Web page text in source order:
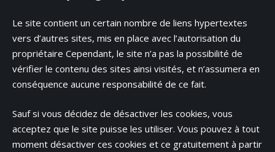
Le site contient un certain nombre de liens hypertextes
vers d’autres sites, mis en place avec l’autorisation du
propriétaire Cependant, le site n’a pas la possibilité de
vérifier le contenu des sites ainsi visités, et n’assumera en
conséquence aucune responsabilité de ce fait.
Sauf si vous décidez de désactiver les cookies, vous
acceptez que le site puisse les utiliser. Vous pouvez à tout
moment désactiver ces cookies et ce gratuitement à partir